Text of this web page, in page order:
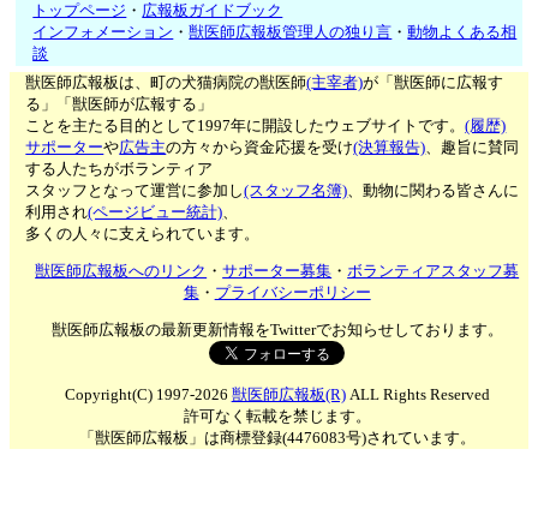
トップページ ・ 広報板ガイドブック
インフォメーション ・獣医師広報板管理人の独り言 ・動物よくある相
談
獣医師広報板は、町の犬猫病院の獣医師(主宰者)が「獣医師に広報す
る」「獣医師が広報する」
ことを主たる目的として1997年に開設したウェブサイトです。(履歴)
サポーターや広告主の方々から資金応援を受け(決算報告)、趣旨に賛同
する人たちがボランティア
スタッフとなって運営に参加し(スタッフ名簿)、動物に関わる皆さんに
利用され(ページビュー統計)、
多くの人々に支えられています。
獣医師広報板へのリンク ・サポーター募集 ・ボランティアスタッフ募
集・ プライバシーポリシー
獣医師広報板の最新更新情報をTwitterでお知らせしております。
Copyright(C) 1997-2026 獣医師広報板(R)ALL Rights Reserved
許可なく転載を禁じます。
「獣医師広報板」は商標登録(4476083号)されています。